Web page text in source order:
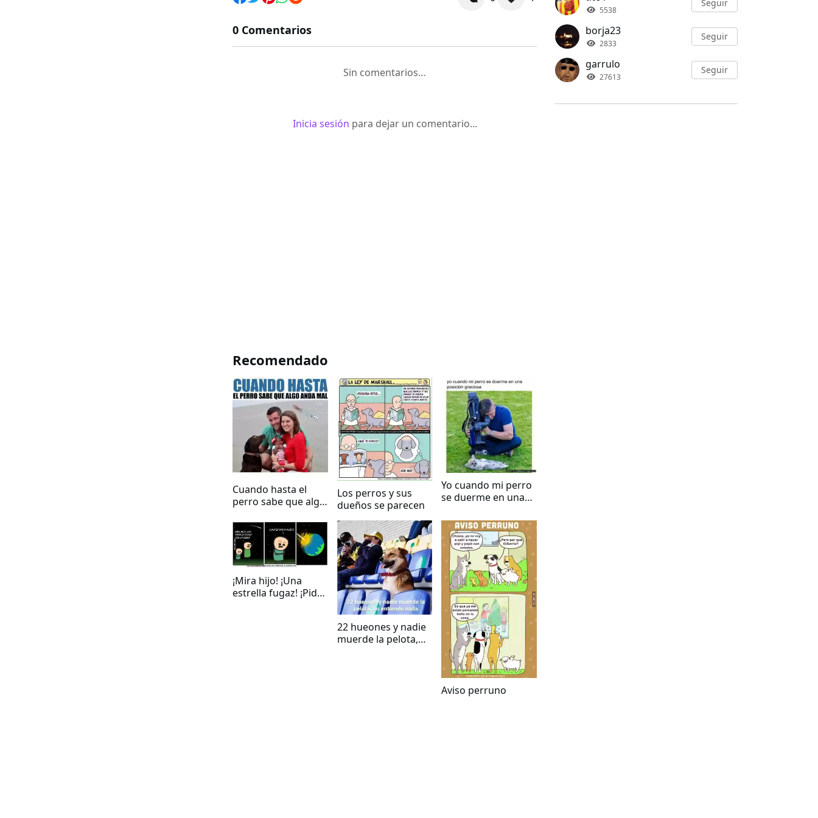
0 Comentarios
Sin comentarios…
Inicia sesión para dejar un comentario...
Recomendado
Cuando hasta el
perro sabe que algo
Los perros y sus
dueños se parecen
Yo cuando mi perro
se duerme en una
¡Mira hijo! ¡Una
estrella fugaz! ¡Pide
22 hueones y nadie
muerde la pelota,
Aviso perruno
5538
Seguir
borja23
2833
Seguir
garrulo
27613
Seguir